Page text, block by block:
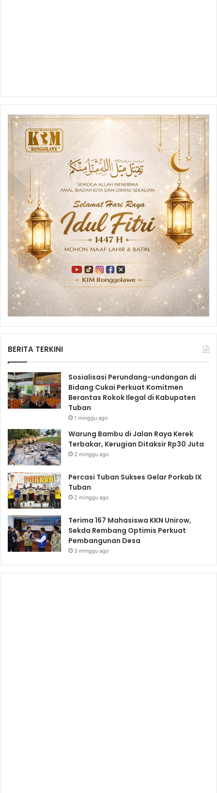
BERITA TERKINI
Sosialisasi Perundang-undangan di
Bidang Cukai Perkuat Komitmen
Berantas Rokok Ilegal di Kabupaten
Tuban
1 minggu ago
Warung Bambu di Jalan Raya Kerek
Terbakar, Kerugian Ditaksir Rp30 Juta
2 minggu ago
Percasi Tuban Sukses Gelar Porkab IX
Tuban
2 minggu ago
Terima 167 Mahasiswa KKN Unirow,
Sekda Rembang Optimis Perkuat
Pembangunan Desa
3 minggu ago